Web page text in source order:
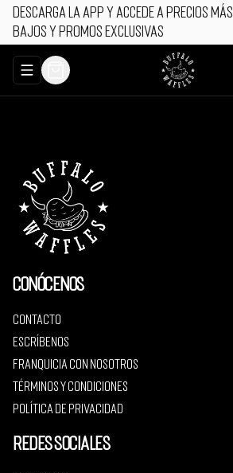
Descarga la app y accede a precios más
bajos y promos exclusivas
Abrir menu de navegación
Conócenos
Contacto
Escríbenos
Franquicia con nosotros
Términos y condiciones
Política de privacidad
Redes sociales